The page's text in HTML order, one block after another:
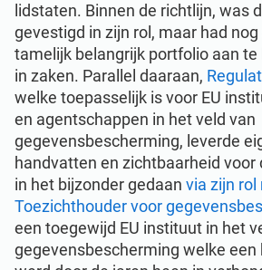
ISO 13485
EU MDR
ISO 20000
ISO 22301
ISO 17025
Telecommunicatie
Bankieren & financiën
Overheid
Gezondheidszorgorganisaties
Medische apparatuur
lidstaten. Binnen de richtlijn, was
gevestigd in zijn rol, maar had
tamelijk belangrijk portfolio aan te
in zaken. Parallel daaraan,
welke toepasselijk is voor EU
en agentschappen in het veld van
gegevensbescherming, leverde
handvatten en zichtbaarheid voor
in het bijzonder gedaan via zijn rol
Toezichthouder voor
een toegewijd EU instituut in het
gegevensbescherming welke